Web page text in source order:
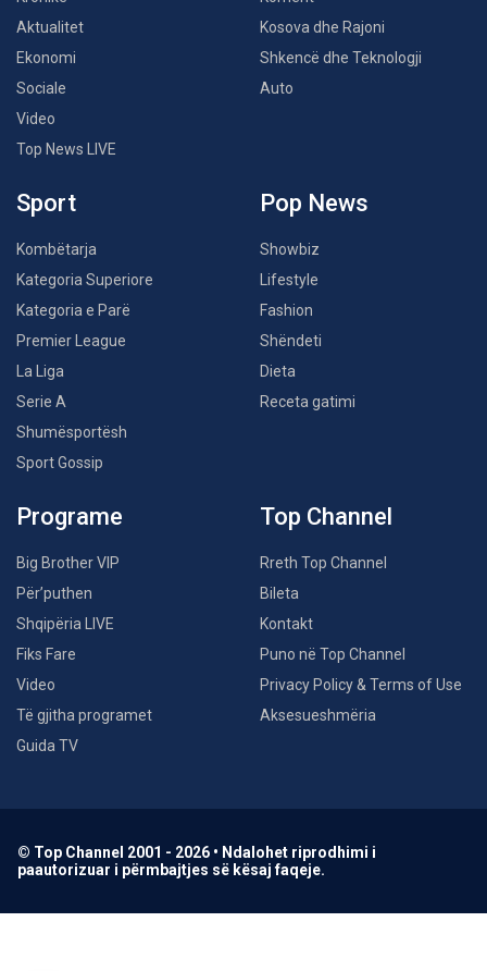
Aktualitet
Ekonomi
Sociale
Video
Top News LIVE
Kosova dhe Rajoni
Shkencë dhe Teknologji
Auto
Sport
Kombëtarja
Kategoria Superiore
Kategoria e Parë
Premier League
La Liga
Serie A
Shumësportësh
Sport Gossip
Pop News
Showbiz
Lifestyle
Fashion
Shëndeti
Dieta
Receta gatimi
Programe
Big Brother VIP
Për’puthen
Shqipëria LIVE
Fiks Fare
Video
Të gjitha programet
Guida TV
Top Channel
Rreth Top Channel
Bileta
Kontakt
Puno në Top Channel
Privacy Policy & Terms of Use
Aksesueshmëria
© Top Channel 2001 - 2026 • Ndalohet riprodhimi i
paautorizuar i përmbajtjes së kësaj faqeje.